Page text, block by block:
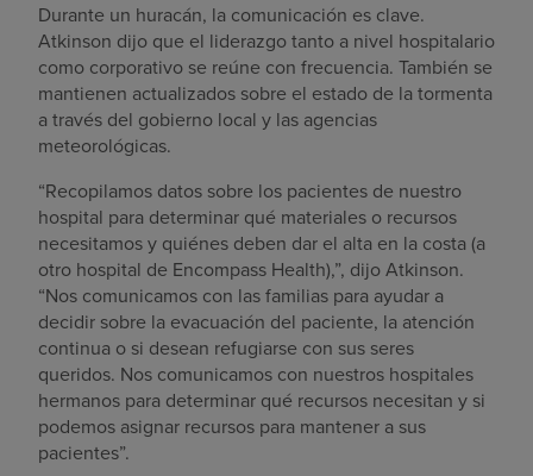
Durante un huracán, la comunicación es clave.
Atkinson dijo que el liderazgo tanto a nivel hospitalario
como corporativo se reúne con frecuencia. También se
mantienen actualizados sobre el estado de la tormenta
a través del gobierno local y las agencias
meteorológicas.
“Recopilamos datos sobre los pacientes de nuestro
hospital para determinar qué materiales o recursos
necesitamos y quiénes deben dar el alta en la costa (a
otro hospital de Encompass Health),”, dijo Atkinson.
“Nos comunicamos con las familias para ayudar a
decidir sobre la evacuación del paciente, la atención
continua o si desean refugiarse con sus seres
queridos. Nos comunicamos con nuestros hospitales
hermanos para determinar qué recursos necesitan y si
podemos asignar recursos para mantener a sus
pacientes”.